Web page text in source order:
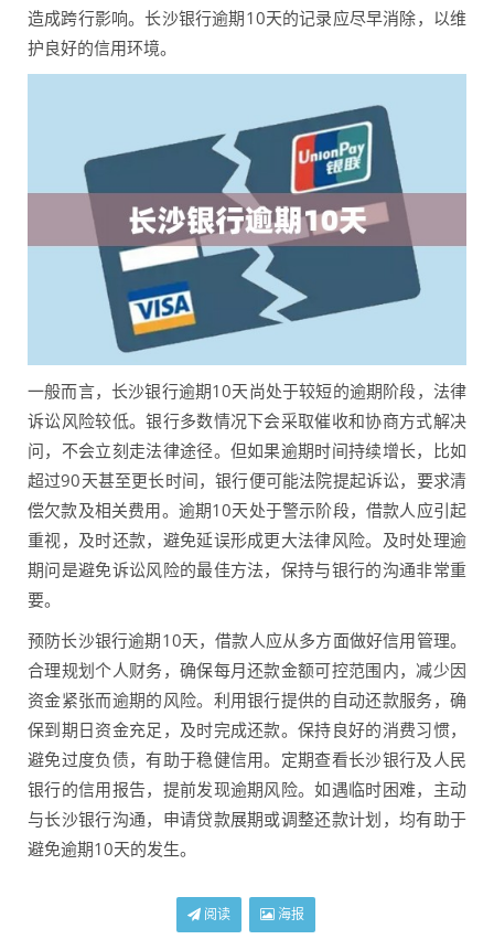
造成跨行影响。长沙银行逾期10天的记录应尽早消除，以维
护良好的信用环境。
一般而言，长沙银行逾期10天尚处于较短的逾期阶段，法律
诉讼风险较低。银行多数情况下会采取催收和协商方式解决
问，不会立刻走法律途径。但如果逾期时间持续增长，比如
超过90天甚至更长时间，银行便可能法院提起诉讼，要求清
偿欠款及相关费用。逾期10天处于警示阶段，借款人应引起
重视，及时还款，避免延误形成更大法律风险。及时处理逾
期问是避免诉讼风险的最佳方法，保持与银行的沟通非常重
要。
预防长沙银行逾期10天，借款人应从多方面做好信用管理。
合理规划个人财务，确保每月还款金额可控范围内，减少因
资金紧张而逾期的风险。利用银行提供的自动还款服务，确
保到期日资金充足，及时完成还款。保持良好的消费习惯，
避免过度负债，有助于稳健信用。定期查看长沙银行及人民
银行的信用报告，提前发现逾期风险。如遇临时困难，主动
与长沙银行沟通，申请贷款展期或调整还款计划，均有助于
避免逾期10天的发生。
阅读 海报